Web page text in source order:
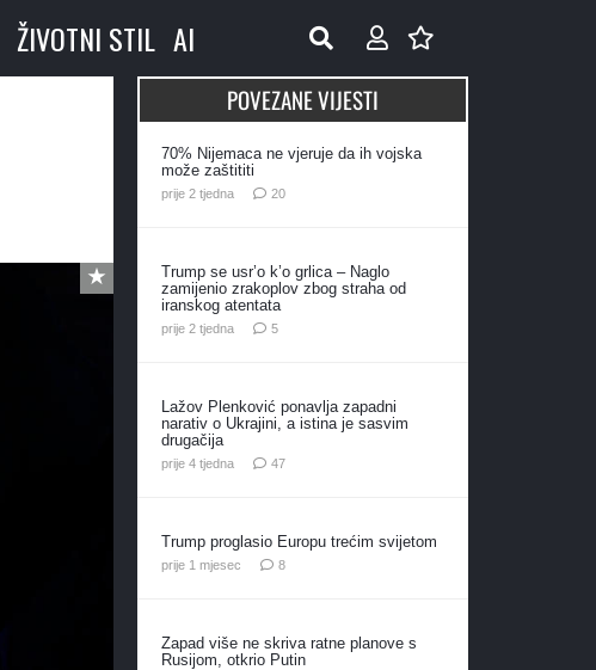
ŽIVOTNI STIL AI
POVEZANE VIJESTI
70% Nijemaca ne vjeruje da ih vojska
može zaštititi
prije 2 tjedna 20komentara
Trump se usr’o k’o grlica – Naglo
zamijenio zrakoplov zbog straha od
iranskog atentata
prije 2 tjedna 5komentara
Lažov Plenković ponavlja zapadni
narativ o Ukrajini, a istina je sasvim
drugačija
prije 4 tjedna 47komentara
Trump proglasio Europu trećim svijetom
prije 1 mjesec 8komentara
Zapad više ne skriva ratne planove s
Rusijom, otkrio Putin